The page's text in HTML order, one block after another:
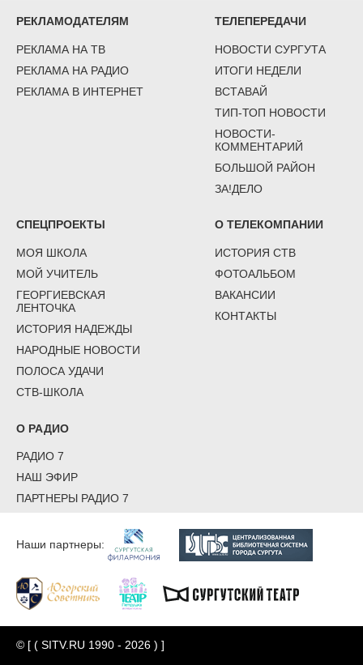
РЕКЛАМОДАТЕЛЯМ
РЕКЛАМА НА ТВ
РЕКЛАМА НА РАДИО
РЕКЛАМА В ИНТЕРНЕТ
ТЕЛЕПЕРЕДАЧИ
НОВОСТИ СУРГУТА
ИТОГИ НЕДЕЛИ
ВСТАВАЙ
ТИП-ТОП НОВОСТИ
НОВОСТИ-
КОММЕНТАРИЙ
БОЛЬШОЙ РАЙОН
ЗА!ДЕЛО
СПЕЦПРОЕКТЫ
МОЯ ШКОЛА
МОЙ УЧИТЕЛЬ
ГЕОРГИЕВСКАЯ
ЛЕНТОЧКА
ИСТОРИЯ НАДЕЖДЫ
НАРОДНЫЕ НОВОСТИ
ПОЛОСА УДАЧИ
СТВ-ШКОЛА
О ТЕЛЕКОМПАНИИ
ИСТОРИЯ СТВ
ФОТОАЛЬБОМ
ВАКАНСИИ
КОНТАКТЫ
О РАДИО
РАДИО 7
НАШ ЭФИР
ПАРТНЕРЫ РАДИО 7
Наши партнеры:
© [ ( SITV.RU 1990 - 2026 ) ]